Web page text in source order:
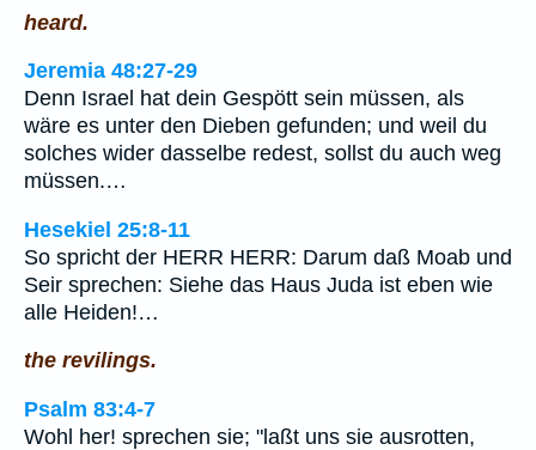
heard.
Jeremia 48:27-29
Denn Israel hat dein Gespött sein müssen, als
wäre es unter den Dieben gefunden; und weil du
solches wider dasselbe redest, sollst du auch weg
müssen.…
Hesekiel 25:8-11
So spricht der HERR HERR: Darum daß Moab und
Seir sprechen: Siehe das Haus Juda ist eben wie
alle Heiden!…
the revilings.
Psalm 83:4-7
Wohl her! sprechen sie; "laßt uns sie ausrotten,